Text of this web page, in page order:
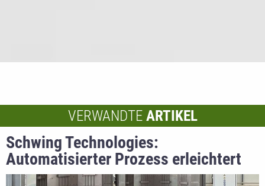
VERWANDTE ARTIKEL
Schwing Technologies:
Automatisierter Prozess erleichtert
Be- und Entladen